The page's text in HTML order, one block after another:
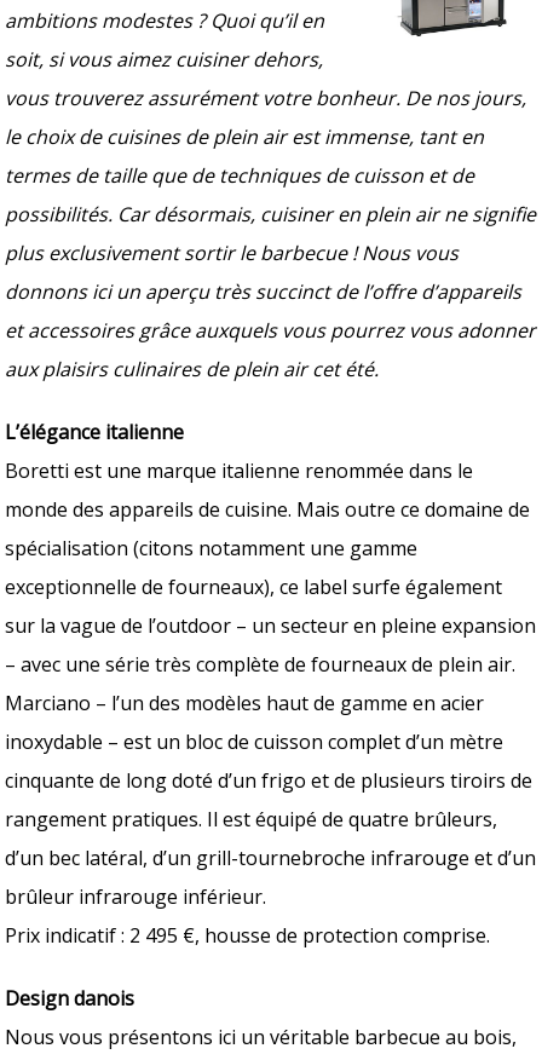
ambitions modestes ? Quoi qu’il en
soit, si vous aimez cuisiner dehors,
vous trouverez assurément votre bonheur. De nos jours,
le choix de cuisines de plein air est immense, tant en
termes de taille que de techniques de cuisson et de
possibilités. Car désormais, cuisiner en plein air ne signifie
plus exclusivement sortir le barbecue ! Nous vous
donnons ici un aperçu très succinct de l’offre d’appareils
et accessoires grâce auxquels vous pourrez vous adonner
aux plaisirs culinaires de plein air cet été.
L’élégance italienne
Boretti est une marque italienne renommée dans le
monde des appareils de cuisine. Mais outre ce domaine de
spécialisation (citons notamment une gamme
exceptionnelle de fourneaux), ce label surfe également
sur la vague de l’outdoor – un secteur en pleine expansion
– avec une série très complète de fourneaux de plein air.
Marciano – l’un des modèles haut de gamme en acier
inoxydable – est un bloc de cuisson complet d’un mètre
cinquante de long doté d’un frigo et de plusieurs tiroirs de
rangement pratiques. Il est équipé de quatre brûleurs,
d’un bec latéral, d’un grill-tournebroche infrarouge et d’un
brûleur infrarouge inférieur.
Prix indicatif : 2 495 €, housse de protection comprise.
Design danois
Nous vous présentons ici un véritable barbecue au bois,